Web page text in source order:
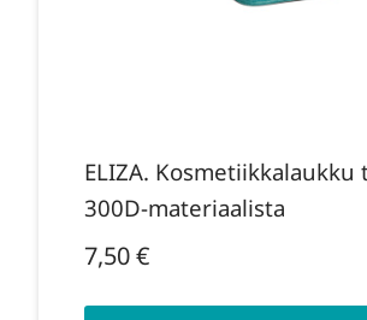
ELIZA. Kosmetiikkalaukku
300D-materiaalista
7,50€